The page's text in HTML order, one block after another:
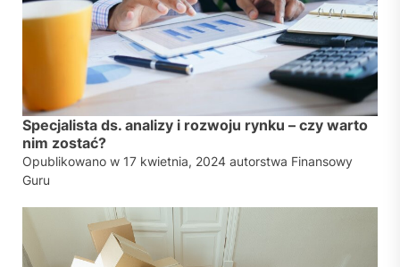
Specjalista ds. analizy i rozwoju rynku – czy warto
nim zostać?
Opublikowano w 17 kwietnia, 2024 autorstwa Finansowy
Guru